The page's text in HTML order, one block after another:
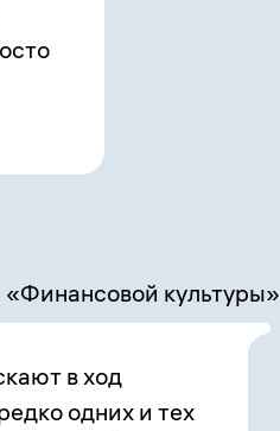
в ход
одних и тех
культуры»